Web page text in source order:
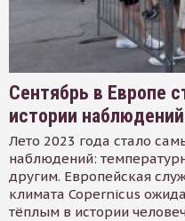
Сентябрь в Европе
истории наблюдений
Лето 2023 года стало
наблюдений:
другим. Европейская
климата Copernicus
тёплым в истории